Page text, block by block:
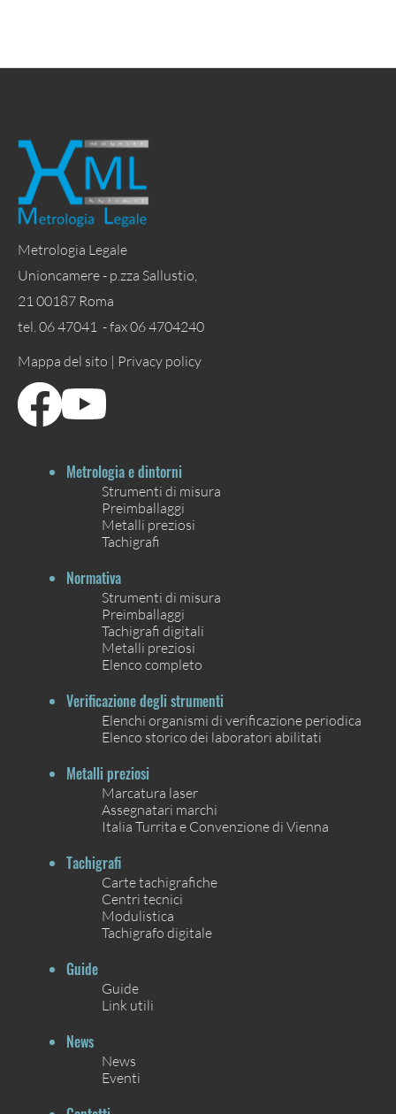
Metrologia Legale
Unioncamere - p.zza Sallustio,
21 00187 Roma
tel. 06 47041 - fax 06 4704240
Mappa del sito | Privacy policy
Metrologia e dintorni
Strumenti di misura
Preimballaggi
Metalli preziosi
Tachigrafi
Normativa
Strumenti di misura
Preimballaggi
Tachigrafi digitali
Metalli preziosi
Elenco completo
Verificazione degli strumenti
Elenchi organismi di verificazione periodica
Elenco storico dei laboratori abilitati
Metalli preziosi
Marcatura laser
Assegnatari marchi
Italia Turrita e Convenzione di Vienna
Tachigrafi
Carte tachigrafiche
Centri tecnici
Modulistica
Tachigrafo digitale
Guide
Guide
Link utili
News
News
Eventi